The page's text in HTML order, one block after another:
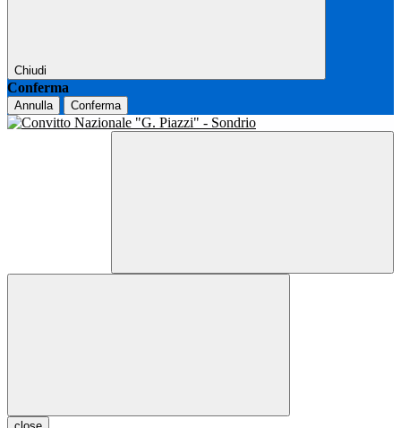
Chiudi
Conferma
Annulla Conferma